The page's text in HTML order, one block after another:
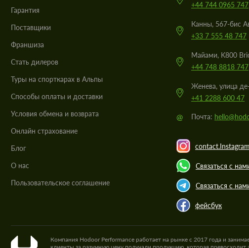
Гарантия
Поставщики
Франшиза
Стать дилеров
Туры на спорткарах в Альпы
Cпособы оплаты и доставки
Условия обмена и возврата
Онлайн страхование
Блог
О нас
Пользовательское соглашение
+44 744 0965 747
Канны, 567-бис
+33 7 555 48 747
Майами, K800
+44 748 8818 747
Женева, улица
+41 2288 600 47
@ Почта:
contact.Instagram
Связаться с
Связаться с
фейсбук
Компания Hodoor Performance работает на рынке с 2017 года и